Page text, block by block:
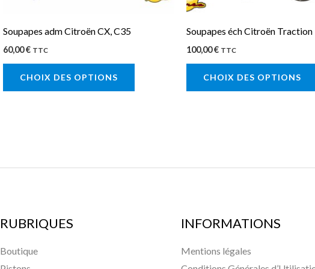
Soupapes adm Citroën CX, C35
60,00€ TTC
CHOIX DES OPTIONS
produit
Soupapes éch Citroën Traction
100,00€ TTC
CHOIX DES OPTIONS
RUBRIQUES
Boutique
INFORMATIONS
Mentions légales